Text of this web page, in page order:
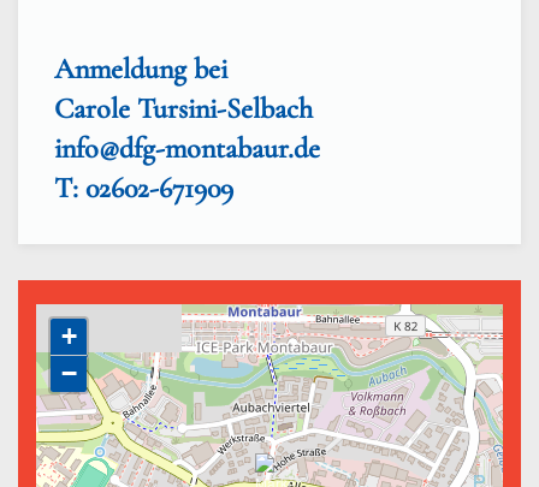
Anmeldung bei
Carole Tursini-Selbach
info@dfg-montabaur.de
T: 02602-671909
+
−